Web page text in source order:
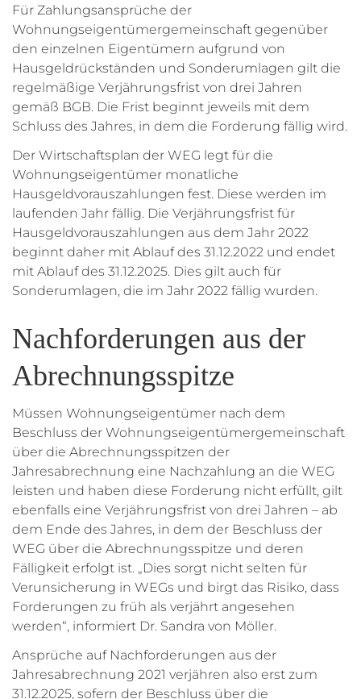
Für Zahlungsansprüche der
Wohnungseigentümergemeinschaft gegenüber
den einzelnen Eigentümern aufgrund von
Hausgeldrückständen und Sonderumlagen gilt die
regelmäßige Verjährungsfrist von drei Jahren
gemäß BGB. Die Frist beginnt jeweils mit dem
Schluss des Jahres, in dem die Forderung fällig wird.
Der Wirtschaftsplan der WEG legt für die
Wohnungseigentümer monatliche
Hausgeldvorauszahlungen fest. Diese werden im
laufenden Jahr fällig. Die Verjährungsfrist für
Hausgeldvorauszahlungen aus dem Jahr 2022
beginnt daher mit Ablauf des 31.12.2022 und endet
mit Ablauf des 31.12.2025. Dies gilt auch für
Sonderumlagen, die im Jahr 2022 fällig wurden.
Nachforderungen aus der
Abrechnungsspitze
Müssen Wohnungseigentümer nach dem
Beschluss der Wohnungseigentümergemeinschaft
über die Abrechnungsspitzen der
Jahresabrechnung eine Nachzahlung an die WEG
leisten und haben diese Forderung nicht erfüllt, gilt
ebenfalls eine Verjährungsfrist von drei Jahren – ab
dem Ende des Jahres, in dem der Beschluss der
WEG über die Abrechnungsspitze und deren
Fälligkeit erfolgt ist. „Dies sorgt nicht selten für
Verunsicherung in WEGs und birgt das Risiko, dass
Forderungen zu früh als verjährt angesehen
werden“, informiert Dr. Sandra von Möller.
Ansprüche auf Nachforderungen aus der
Jahresabrechnung 2021 verjähren also erst zum
31.12.2025, sofern der Beschluss über die